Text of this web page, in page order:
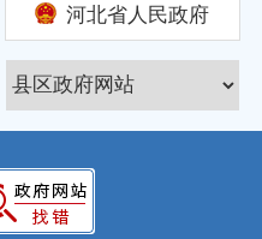
河北省人民政府